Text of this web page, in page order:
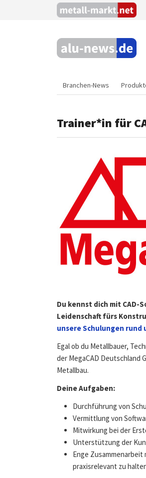
Branchen-News
Trainer*in für
Du kennst dich mit CAD-
Leidenschaft fürs
unsere Schulungen rund
Egal ob du Metallbauer,
der MegaCAD Deutschland
Metallbau.
Deine Aufgaben:
Durchführung von
Vermittlung von
Mitwirkung bei der
Unterstützung der
Enge
praxisrelevant zu